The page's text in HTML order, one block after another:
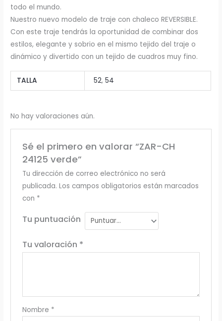
todo el mundo.
Nuestro nuevo modelo de traje con chaleco REVERSIBLE.
Con este traje tendrás la oportunidad de combinar dos
estilos, elegante y sobrio en el mismo tejido del traje o
dinámico y divertido con un tejido de cuadros muy fino.
TALLA 52,54
No hay valoraciones aún.
Sé el primero en valorar “ZAR-CH
24125 verde”
Tu dirección de correo electrónico no será
publicada. Los campos obligatorios están marcados
con *
Tu puntuación
Tu valoración *
Nombre *